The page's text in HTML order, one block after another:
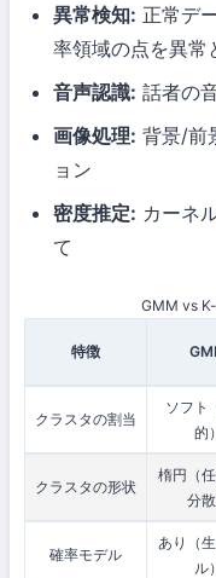
異常検知: 正常デ
率領域の点を異常
音声認識: 話者の
画像処理: 背景/前
ョン
密度推定: カーネ
て
GMM vs
特徴
クラスタの割当
ソフト
的）
クラスタの形状
楕円（
分散
確率モデル
あり（
ル）